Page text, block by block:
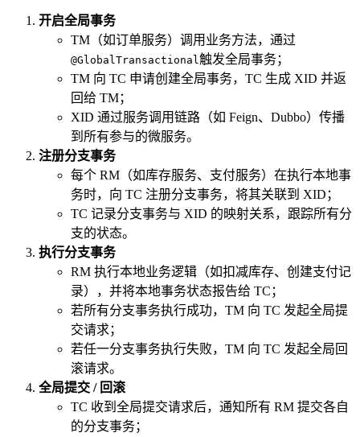
开启全局事务
TM（如订单服务）调用业务方法，通过
@GlobalTransactional 触发全局事务；
TM 向 TC 申请创建全局事务，TC 生成 XID 并返
回给 TM；
XID 通过服务调用链路（如 Feign、Dubbo）传播
到所有参与的微服务。
注册分支事务
每个 RM（如库存服务、支付服务）在执行本地事
务时，向 TC 注册分支事务，将其关联到 XID；
TC 记录分支事务与 XID 的映射关系，跟踪所有分
支的状态。
执行分支事务
RM 执行本地业务逻辑（如扣减库存、创建支付记
录），并将本地事务状态报告给 TC；
若所有分支事务执行成功，TM 向 TC 发起全局提
交请求；
若任一分支事务执行失败，TM 向 TC 发起全局回
滚请求。
全局提交 / 回滚
TC 收到全局提交请求后，通知所有 RM 提交各自
的分支事务；